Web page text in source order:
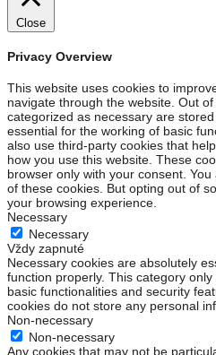
Close
Privacy Overview
This website uses cookies to
navigate through the website. Out
categorized as necessary are
essential for the working of basic
also use third-party cookies that
how you use this website. These
browser only with your consent.
of these cookies. But opting out of
your browsing experience.
Necessary
Necessary
Vždy zapnuté
Necessary cookies are absolutely
function properly. This category
basic functionalities and security
cookies do not store any personal
Non-necessary
Non-necessary
Any cookies that may not be